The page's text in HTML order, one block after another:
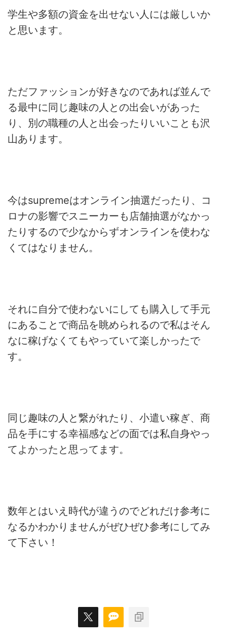
学生や多額の資金を出せない人には厳しいか
と思います。
ただファッションが好きなのであれば並んで
る最中に同じ趣味の人との出会いがあった
り、別の職種の人と出会ったりいいことも沢
山あります。
今はsupremeはオンライン抽選だったり、コ
ロナの影響でスニーカーも店舗抽選がなかっ
たりするので少なからずオンラインを使わな
くてはなりません。
それに自分で使わないにしても購入して手元
にあることで商品を眺められるので私はそん
なに稼げなくてもやっていて楽しかったで
す。
同じ趣味の人と繋がれたり、小遣い稼ぎ、商
品を手にする幸福感などの面では私自身やっ
てよかったと思ってます。
数年とはいえ時代が違うのでどれだけ参考に
なるかわかりませんがぜひぜひ参考にしてみ
て下さい！